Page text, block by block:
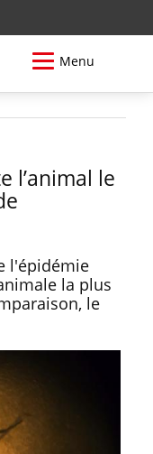
Menu
l’animal le
l'épidémie
la plus
le